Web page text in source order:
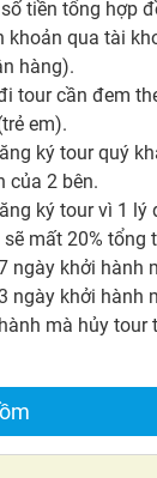
tiền tổng hợp
khoản qua tài
hàng).
tour cần đem
em).
ký tour quý
của 2 bên.
ký tour vì 1 lý
mất 20% tổng
ngày khởi hành
ngày khởi hành
mà hủy tour